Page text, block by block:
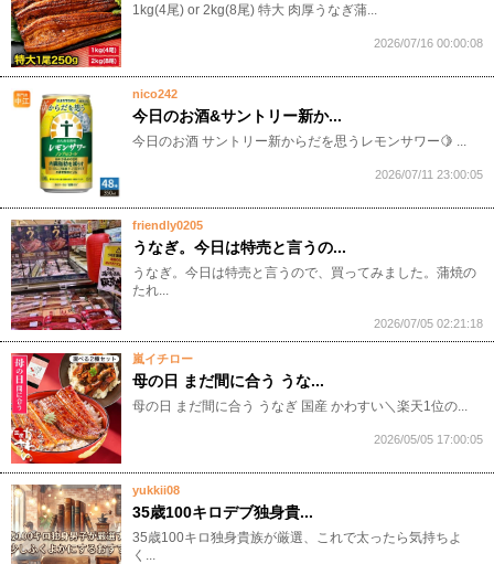
1kg(4尾) or 2kg(8尾) 特大 肉厚うなぎ蒲...
2026/07/16 00:00:08
nico242
今日のお酒&サントリー新か...
今日のお酒 サントリー新からだを思うレモンサワー🍋 ...
2026/07/11 23:00:05
friendly0205
うなぎ。今日は特売と言うの...
うなぎ。今日は特売と言うので、買ってみました。蒲焼の
たれ...
2026/07/05 02:21:18
嵐イチロー
母の日 まだ間に合う うな...
母の日 まだ間に合う うなぎ 国産 かわすい＼楽天1位の...
2026/05/05 17:00:05
yukkii08
35歳100キロデブ独身貴...
35歳100キロ独身貴族が厳選、これで太ったら気持ちよ
く...